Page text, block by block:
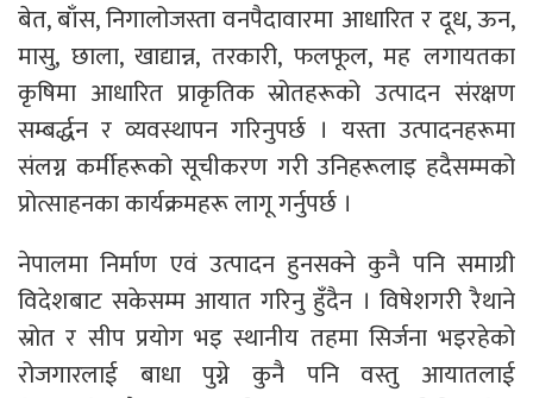
बेत, बाँस, निगालोजस्ता वनपैदावारमा आधारित र दूध, ऊन,
मासु, छाला, खाद्यान्न, तरकारी, फलफूल, मह लगायतका
कृषिमा आधारित प्राकृतिक स्रोतहरूको उत्पादन संरक्षण
सम्बर्द्धन र व्यवस्थापन गरिनुपर्छ । यस्ता उत्पादनहरूमा
संलग्न कर्मीहरूको सूचीकरण गरी उनिहरूलाइ हदैसम्मको
प्रोत्साहनका कार्यक्रमहरू लागू गर्नुपर्छ ।
नेपालमा निर्माण एवं उत्पादन हुनसक्ने कुनै पनि समाग्री
विदेशबाट सकेसम्म आयात गरिनु हुँदैन । विषेशगरी रैथाने
स्रोत र सीप प्रयोग भइ स्थानीय तहमा सिर्जना भइरहेको
रोजगारलाई बाधा पुग्ने कुनै पनि वस्तु आयातलाई